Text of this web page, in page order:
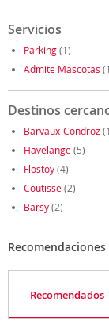
Servicios
Parking(1)
Admite Mascotas
Destinos
Barvaux-Condroz
Havelange(5)
Flostoy(4)
Coutisse(2)
Barsy(2)
Recomendados